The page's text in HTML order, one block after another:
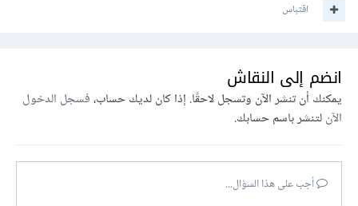
اقتباس
انضم إلى النقاش
يمكنك أن تنشر الآن وتسجل لاحقًا. إذا كان لديك حساب،فسجل الدخول
الآنلتنشر باسم حسابك.
أجب على هذا السؤال...